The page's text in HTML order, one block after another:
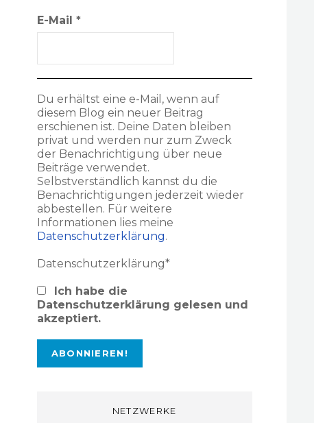
E-Mail *
Du erhältst eine e-Mail, wenn auf
diesem Blog ein neuer Beitrag
erschienen ist. Deine Daten bleiben
privat und werden nur zum Zweck
der Benachrichtigung über neue
Beiträge verwendet.
Selbstverständlich kannst du die
Benachrichtigungen jederzeit wieder
abbestellen. Für weitere
Informationen lies meine
Datenschutzerklärung.
Datenschutzerklärung*
Ich habe die
Datenschutzerklärung gelesen und
akzeptiert.
NETZWERKE